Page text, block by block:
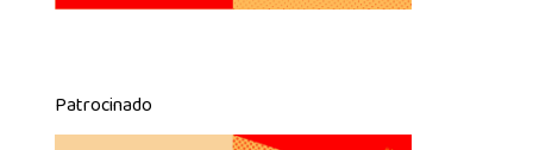
Patrocinado